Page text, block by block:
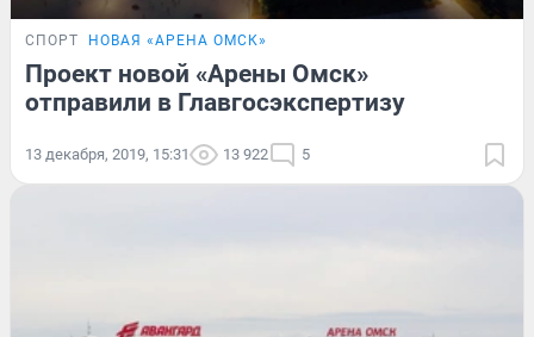
СПОРТ НОВАЯ «АРЕНА ОМСК»
Проект новой «Арены Омск»
отправили в Главгосэкспертизу
13 декабря, 2019, 15:31 13 922 5